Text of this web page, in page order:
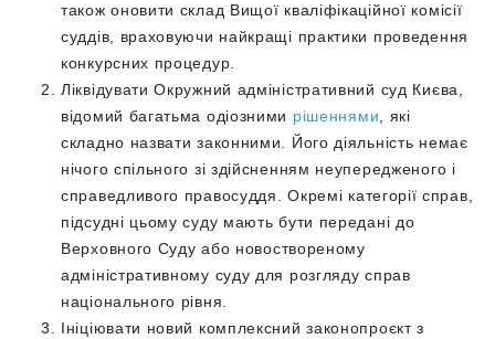
також оновити склад Вищої кваліфікаційної комісії
суддів, враховуючи найкращі практики проведення
конкурсних процедур.
Ліквідувати Окружний адміністративний суд Києва,
відомий багатьма одіозними рішеннями, які
складно назвати законними. Його діяльність немає
нічого спільного зі здійсненням неупередженого і
справедливого правосуддя. Окремі категорії справ,
підсудні цьому суду мають бути передані до
Верховного Суду або новоствореному
адміністративному суду для розгляду справ
національного рівня.
Ініціювати новий комплексний законопроєкт з